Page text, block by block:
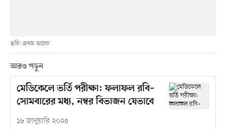
ছবি: প্রথম আলো
আরও পড়ুন
মেডিকেলে ভর্তি পরীক্ষা: ফলাফল রবি–
সোমবারের মধ্য, নম্বর বিভাজন যেভাবে
১৮ জানুয়ারি ২০২৫